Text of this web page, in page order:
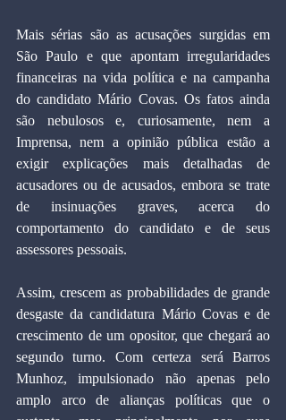
Mais sérias são as acusações surgidas em
São Paulo e que apontam irregularidades
financeiras na vida política e na campanha
do candidato Mário Covas. Os fatos ainda
são nebulosos e, curiosamente, nem a
Imprensa, nem a opinião pública estão a
exigir explicações mais detalhadas de
acusadores ou de acusados, embora se trate
de insinuações graves, acerca do
comportamento do candidato e de seus
assessores pessoais.
Assim, crescem as probabilidades de grande
desgaste da candidatura Mário Covas e de
crescimento de um opositor, que chegará ao
segundo turno. Com certeza será Barros
Munhoz, impulsionado não apenas pelo
amplo arco de alianças políticas que o